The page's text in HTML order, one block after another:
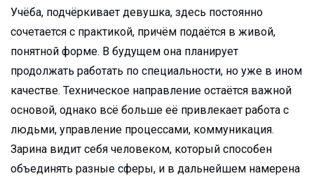
Учёба, подчёркивает девушка, здесь постоянно
сочетается с практикой, причём подаётся в живой,
понятной форме. В будущем она планирует
продолжать работать по специальности, но уже в ином
качестве. Техническое направление остаётся важной
основой, однако всё больше её привлекает работа с
людьми, управление процессами, коммуникация.
Зарина видит себя человеком, который способен
объединять разные сферы, и в дальнейшем намерена